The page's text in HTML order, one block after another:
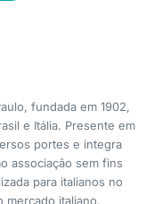
fundada em 1902,
e Itália. Presente em
portes e integra
associação sem fins
para italianos no
mercado italiano.